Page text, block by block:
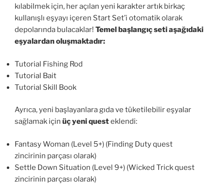
kılabilmek için, her açılan yeni karakter artık birkaç
kullanışlı eşyayı içeren Start Set’i otomatik olarak
depolarında bulacaklar! Temel başlangıç seti aşağıdaki
eşyalardan oluşmaktadır:
Tutorial Fishing Rod
Tutorial Bait
Tutorial Skill Book
Ayrıca, yeni başlayanlara gıda ve tüketilebilir eşyalar
sağlamak için üç yeni questeklendi:
Fantasy Woman (Level 5+) (Finding Duty quest
zincirinin parçası olarak)
Settle Down Situation (Level 9+) (Wicked Trick quest
zincirinin parçası olarak)